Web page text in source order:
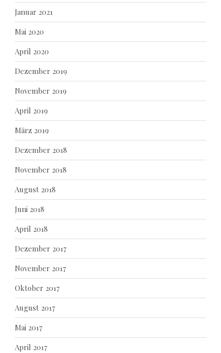
Januar 2021
Mai 2020
April 2020
Dezember 2019
November 2019
April 2019
März 2019
Dezember 2018
November 2018
August 2018
Juni 2018
April 2018
Dezember 2017
November 2017
Oktober 2017
August 2017
Mai 2017
April 2017